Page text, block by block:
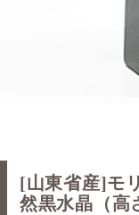
[山東省産]モ
然黒水晶（高